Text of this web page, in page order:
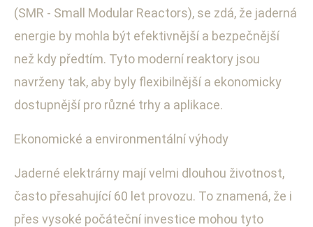
(SMR - Small Modular Reactors), se zdá, že jaderná
energie by mohla být efektivnější a bezpečnější
než kdy předtím. Tyto moderní reaktory jsou
navrženy tak, aby byly flexibilnější a ekonomicky
dostupnější pro různé trhy a aplikace.
Ekonomické a environmentální výhody
Jaderné elektrárny mají velmi dlouhou životnost,
často přesahující 60 let provozu. To znamená, že i
přes vysoké počáteční investice mohou tyto